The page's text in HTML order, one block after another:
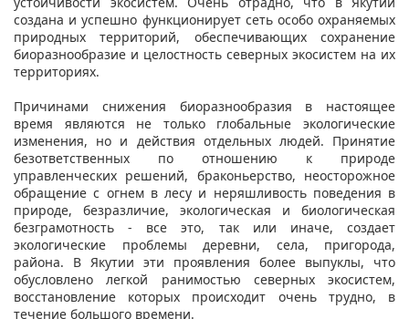
создана и успешно функционирует сеть особо охраняемых
природных территорий, обеспечивающих сохранение
биоразнообразие и целостность северных экосистем на их
территориях.
Причинами снижения биоразнообразия в настоящее
время являются не только глобальные экологические
изменения, но и действия отдельных людей. Принятие
безответственных по отношению к природе
управленческих решений, браконьерство, неосторожное
обращение с огнем в лесу и неряшливость поведения в
природе, безразличие, экологическая и биологическая
безграмотность - все это, так или иначе, создает
экологические проблемы деревни, села, пригорода,
района. В Якутии эти проявления более выпуклы, что
обусловлено легкой ранимостью северных экосистем,
восстановление которых происходит очень трудно, в
течение большого времени.